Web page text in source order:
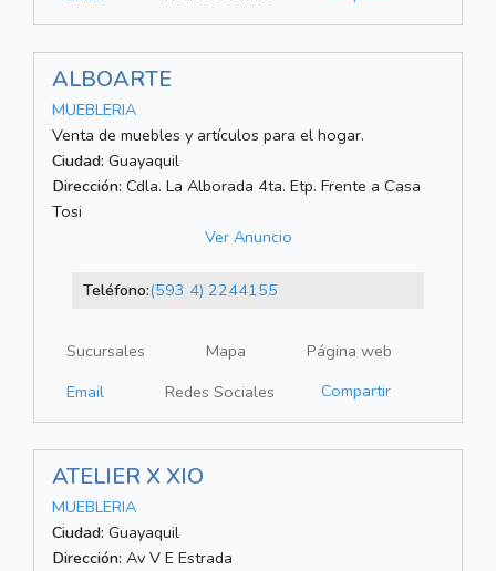
ALBOARTE
MUEBLERIA
Venta de muebles y artículos para el hogar.
Ciudad: Guayaquil
Dirección: Cdla. La Alborada 4ta. Etp. Frente a Casa
Tosi
Ver Anuncio
Teléfono:(593 4) 2244155
Sucursales Mapa
Página web
Email
Redes Sociales Compartir
ATELIER X XIO
MUEBLERIA
Ciudad: Guayaquil
Dirección: Av V E Estrada